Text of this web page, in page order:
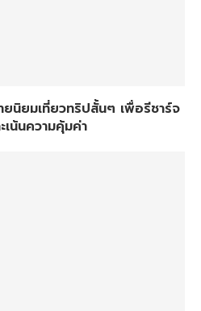
ยนิยมเที่ยวทริปสั้นๆ เพื่อรีชาร์จ
น้นความคุ้มค่า